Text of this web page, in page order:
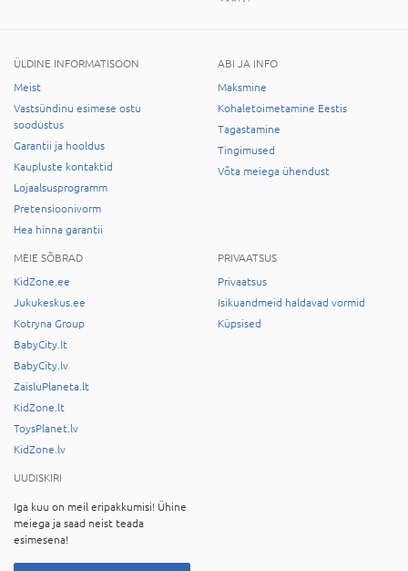
ÜLDINE INFORMATISOON
Meist
Vastsündinu esimese ostu
soodustus
Garantii ja hooldus
Kaupluste kontaktid
Lojaalsusprogramm
Pretensioonivorm
Hea hinna garantii
ABI JA INFO
Maksmine
Kohaletoimetamine Eestis
Tagastamine
Tingimused
Võta meiega ühendust
MEIE SÕBRAD
KidZone.ee
Jukukeskus.ee
Kotryna Group
BabyCity.lt
BabyCity.lv
ZaisluPlaneta.lt
KidZone.lt
ToysPlanet.lv
KidZone.lv
PRIVAATSUS
Privaatsus
Isikuandmeid haldavad vormid
Küpsised
UUDISKIRI
Iga kuu on meil eripakkumisi! Ühine
meiega ja saad neist teada
esimesena!